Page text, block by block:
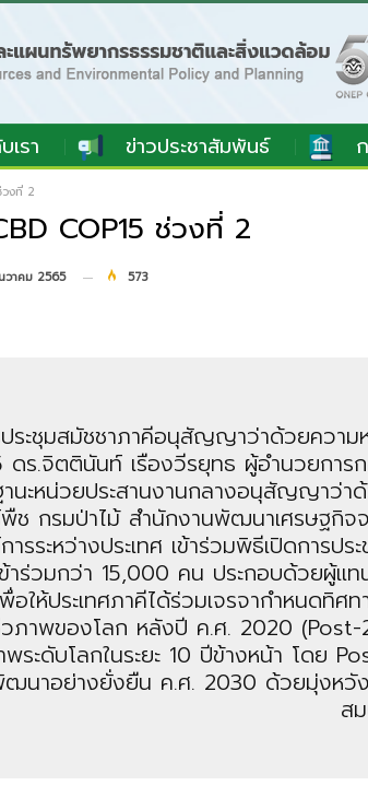
เรา ข่าวประชาสัมพันธ์
งที่ 2
COP15 ช่วงที่ 2
วาคม 2565 573
ประชุมสมัชชาภาคีอนุสัญญาว่าด้วยควา
ร.จิตตินันท์ เรืองวีรยุทธ ผู้อำนวยการ
นะหน่วยประสานงานกลางอนุสัญญาว่
ช กรมป่าไม้ สำนักงานพัฒนาเศรษฐกิจ
รระหว่างประเทศ เข้าร่วมพิธีเปิดการ
าร่วมกว่า 15,000 คน ประกอบด้วยผู้แ
อให้ประเทศภาคีได้ร่วมเจรจากำหนดทิ
ภาพของโลก หลังปี ค.ศ. 2020
ระดับโลกในระยะ 10 ปีข้างหน้า โดย
นาอย่างยั่งยืน ค.ศ. 2030 ด้วยมุ่งหวัง
ส